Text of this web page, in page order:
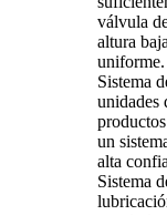
válvula
altura
uniforme.
Sistema
unidades
un
alta
Sistema